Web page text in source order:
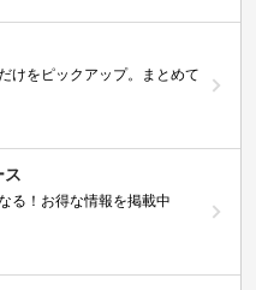
けをピックアップ。まとめて
ス
る！お得な情報を掲載中